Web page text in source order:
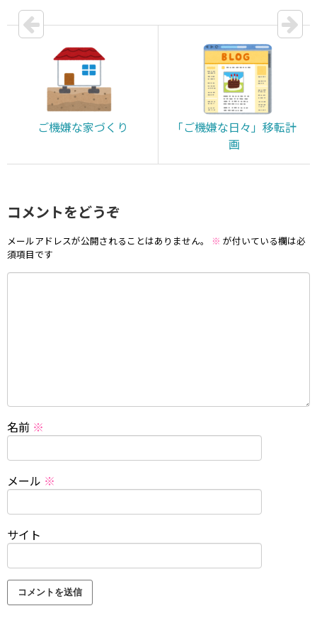
ご機嫌な家づくり
「ご機嫌な日々」移転計
画
コメントをどうぞ
メールアドレスが公開されることはありません。 ※ が付いている欄は必
須項目です
名前 ※
メール ※
サイト